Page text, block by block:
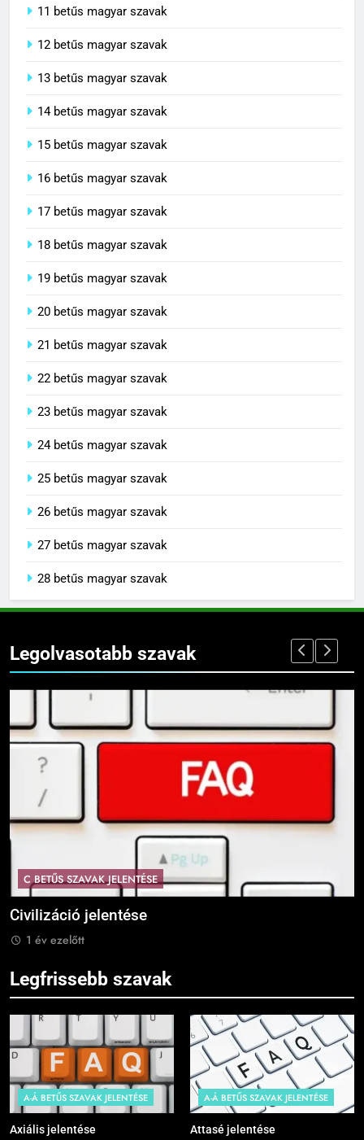
11 betűs magyar szavak
12 betűs magyar szavak
13 betűs magyar szavak
14 betűs magyar szavak
15 betűs magyar szavak
16 betűs magyar szavak
17 betűs magyar szavak
18 betűs magyar szavak
19 betűs magyar szavak
20 betűs magyar szavak
21 betűs magyar szavak
22 betűs magyar szavak
23 betűs magyar szavak
24 betűs magyar szavak
25 betűs magyar szavak
26 betűs magyar szavak
27 betűs magyar szavak
28 betűs magyar szavak
Legolvasotabb szavak
C BETŰS SZAVAK JELENTÉSE
Civilizáció jelentése
1 év ezelőtt
Legfrissebb szavak
A-Á BETŰS SZAVAK JELENTÉSE
Axiális jelentése
A-Á BETŰS SZAVAK JELENTÉSE
Attasé jelentése